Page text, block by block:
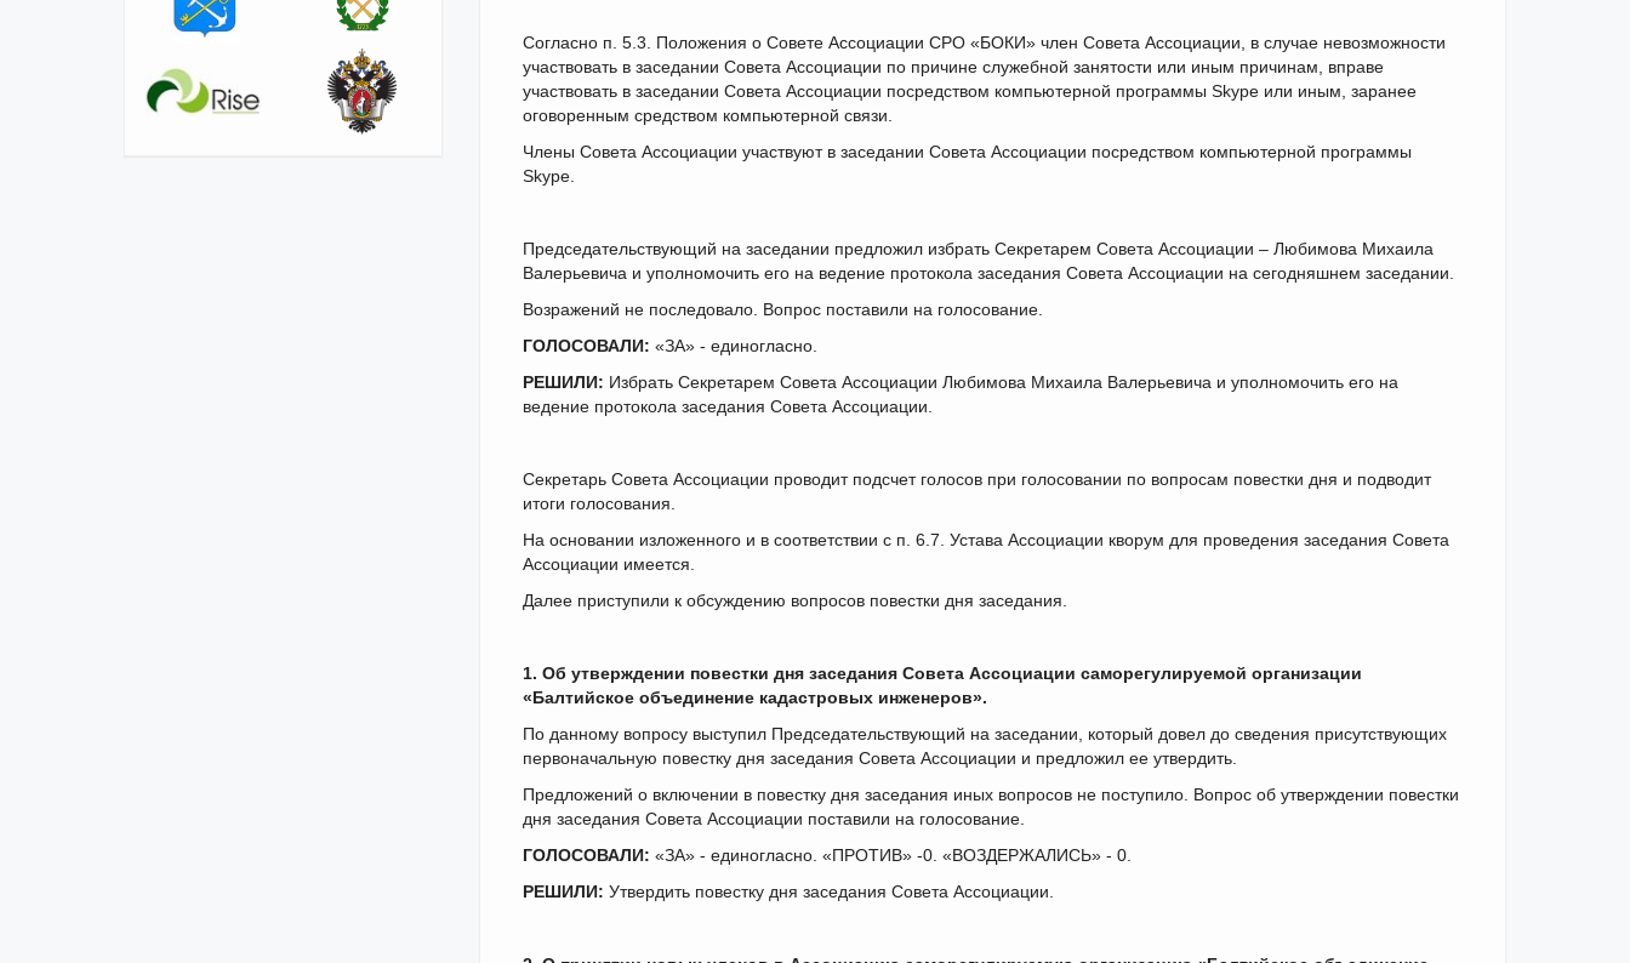
Согласно п. 5.3. Положения о Совете Ассоциации СРО «БОКИ» член Совета Ассоциации, в случае невозможности
участвовать в заседании Совета Ассоциации по причине служебной занятости или иным причинам, вправе
участвовать в заседании Совета Ассоциации посредством компьютерной программы Skype или иным, заранее
оговоренным средством компьютерной связи.
Члены Совета Ассоциации участвуют в заседании Совета Ассоциации посредством компьютерной программы
Skype.
Председательствующий на заседании предложил избрать Секретарем Совета Ассоциации – Любимова Михаила
Валерьевича и уполномочить его на ведение протокола заседания Совета Ассоциации на сегодняшнем заседании.
Возражений не последовало. Вопрос поставили на голосование.
ГОЛОСОВАЛИ: «ЗА» - единогласно.
РЕШИЛИ: Избрать Секретарем Совета Ассоциации Любимова Михаила Валерьевича и уполномочить его на
ведение протокола заседания Совета Ассоциации.
Секретарь Совета Ассоциации проводит подсчет голосов при голосовании по вопросам повестки дня и подводит
итоги голосования.
На основании изложенного и в соответствии с п. 6.7. Устава Ассоциации кворум для проведения заседания Совета
Ассоциации имеется.
Далее приступили к обсуждению вопросов повестки дня заседания.
1. Об утверждении повестки дня заседания Совета Ассоциации саморегулируемой организации
«Балтийское объединение кадастровых инженеров».
По данному вопросу выступил Председательствующий на заседании, который довел до сведения присутствующих
первоначальную повестку дня заседания Совета Ассоциации и предложил ее утвердить.
Предложений о включении в повестку дня заседания иных вопросов не поступило. Вопрос об утверждении повестки
дня заседания Совета Ассоциации поставили на голосование.
ГОЛОСОВАЛИ: «ЗА» - единогласно. «ПРОТИВ» -0. «ВОЗДЕРЖАЛИСЬ» - 0.
РЕШИЛИ: Утвердить повестку дня заседания Совета Ассоциации.